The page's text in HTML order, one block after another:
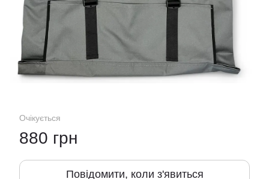
Очікується
880 грн
Повідомити, коли з'явиться